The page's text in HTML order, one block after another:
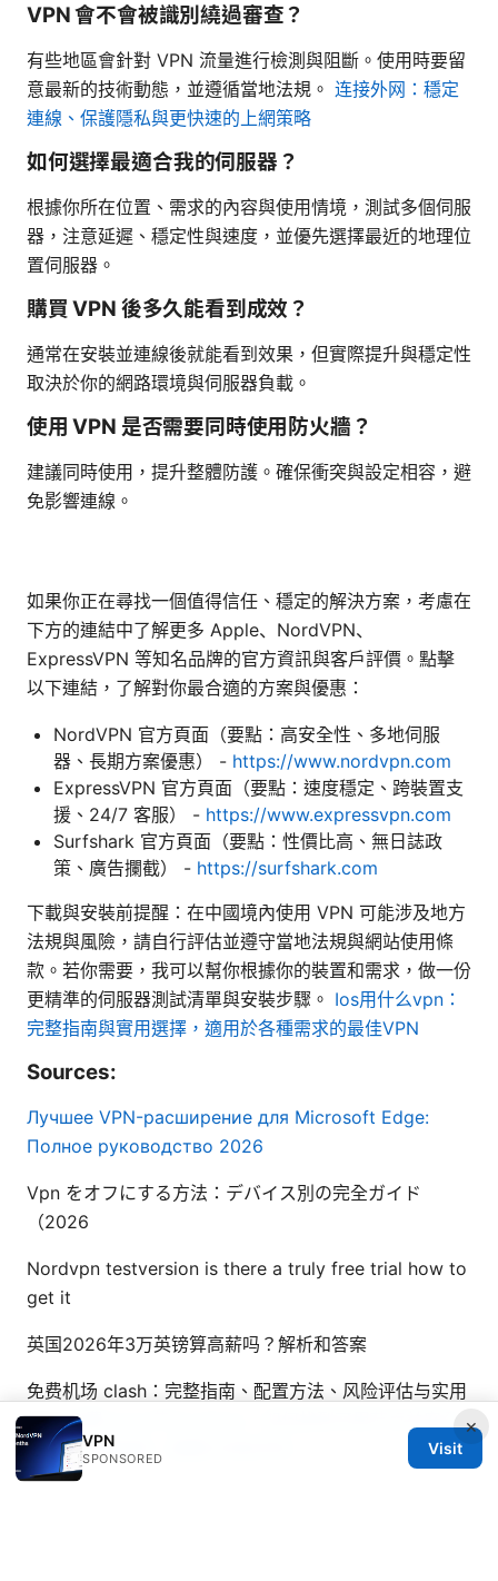
VPN 會不會被識別繞過審查？
有些地區會針對 VPN 流量進行檢測與阻斷。使用時要留
意最新的技術動態，並遵循當地法規。 连接外网：穩定
連線、保護隱私與更快速的上網策略
如何選擇最適合我的伺服器？
根據你所在位置、需求的內容與使用情境，測試多個伺服
器，注意延遲、穩定性與速度，並優先選擇最近的地理位
置伺服器。
購買 VPN 後多久能看到成效？
通常在安裝並連線後就能看到效果，但實際提升與穩定性
取決於你的網路環境與伺服器負載。
使用 VPN 是否需要同時使用防火牆？
建議同時使用，提升整體防護。確保衝突與設定相容，避
免影響連線。
如果你正在尋找一個值得信任、穩定的解決方案，考慮在
下方的連結中了解更多 Apple、NordVPN、
ExpressVPN 等知名品牌的官方資訊與客戶評價。點擊
以下連結，了解對你最合適的方案與優惠：
NordVPN 官方頁面（要點：高安全性、多地伺服
器、長期方案優惠） - https://www.nordvpn.com
ExpressVPN 官方頁面（要點：速度穩定、跨裝置支
援、24/7 客服） - https://www.expressvpn.com
Surfshark 官方頁面（要點：性價比高、無日誌政
策、廣告攔截） - https://surfshark.com
下載與安裝前提醒：在中國境內使用 VPN 可能涉及地方
法規與風險，請自行評估並遵守當地法規與網站使用條
款。若你需要，我可以幫你根據你的裝置和需求，做一份
更精準的伺服器測試清單與安裝步驟。 Ios用什么vpn：
完整指南與實用選擇，適用於各種需求的最佳VPN
Sources:
Лучшее VPN-расширение для Microsoft Edge:
Полное руководство 2026
Vpn をオフにする方法：デバイス別の完全ガイド
（2026
Nordvpn testversion is there a truly free trial how to
get it
英国2026年3万英镑算高薪吗？解析和答案
免费机场 clash：完整指南、配置方法、风险评估与实用
技巧免费v2ray节点 github：如何找到可用节点并安全
使用：实用指南、数据与风险评估
×
VPN
SPONSORED
Visit